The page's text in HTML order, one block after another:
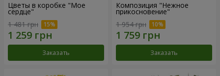
Цветы в коробке "Мое
сердце"
1 481 грн
Заказать
Композиция "Нежное
прикосновение"
1 954 грн
Заказать